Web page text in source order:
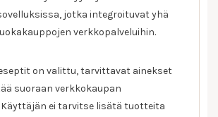
jotka integroituvat yhä
verkkopalveluihin.
on valittu, tarvittavat ainekset
suoraan verkkokaupan
ei tarvitse lisätä tuotteita